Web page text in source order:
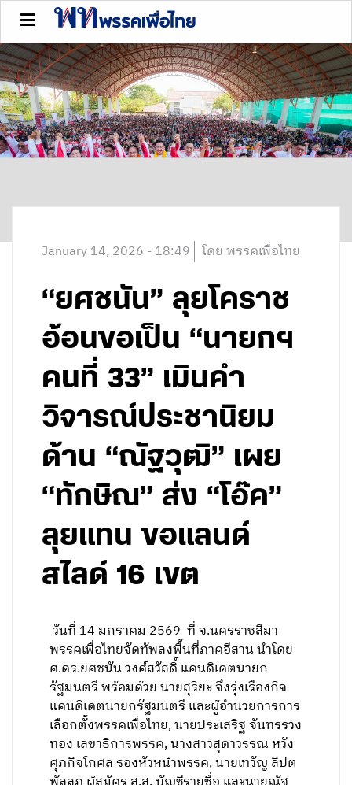
January 14, 2026 - 18:49 โดย พรรคเพื่อไทย
“ยศชนัน” ลุยโคราช
อ้อนขอเป็น “นายกฯ
คนที่ 33” เมินคำ
วิจารณ์ประชานิยม
ด้าน “ณัฐวุฒิ” เผย
“ทักษิณ” ส่ง “โอ๊ค”
ลุยแทน ขอแลนด์
สไลด์ 16 เขต
วันที่ 14 มกราคม 2569 ที่ จ.นครราชสีมา
พรรคเพื่อไทยจัดทัพลงพื้นที่ภาคอีสาน นำโดย
ศ.ดร.ยศชนัน วงศ์สวัสดิ์ แคนดิเดตนายก
รัฐมนตรี พร้อมด้วย นายสุริยะ จึงรุ่งเรืองกิจ
แคนดิเดตนายกรัฐมนตรี และผู้อำนวยการการ
เลือกตั้งพรรคเพื่อไทย, นายประเสริฐ จันทรรวง
ทอง เลขาธิการพรรค, นางสาวสุดาวรรณ หวัง
ศุภกิจโกศล รองหัวหน้าพรรค, นายเทวัญ ลิปต